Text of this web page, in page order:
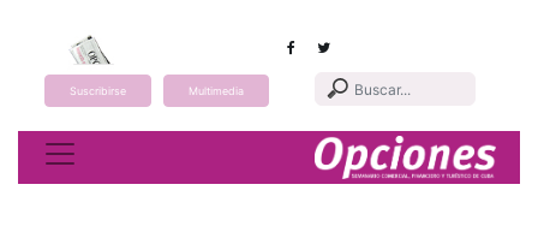
Suscribirse Multimedia
Toggle navigation